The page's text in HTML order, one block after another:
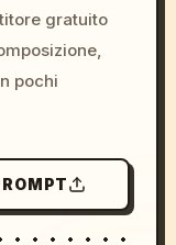
gratuito
pochi